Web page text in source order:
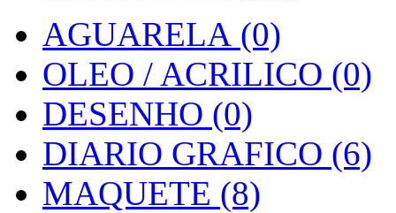
AGUARELA (0)
OLEO / ACRILICO (0)
DESENHO (0)
DIARIO GRAFICO (6)
MAQUETE (8)